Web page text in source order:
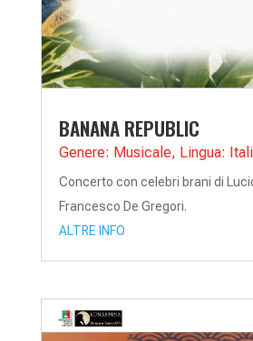
BANANA REPUBLIC
Genere: Musicale, Lingua:
Concerto con celebri brani di
Francesco De Gregori.
ALTRE INFO